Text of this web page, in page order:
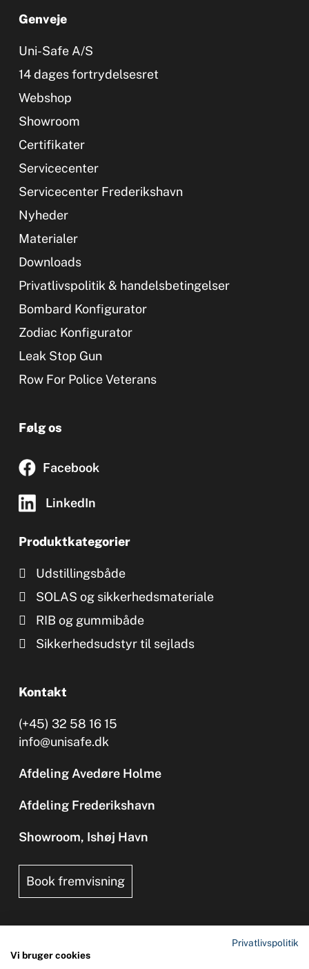
Genveje
Uni-Safe A/S
14 dages fortrydelsesret
Webshop
Showroom
Certifikater
Servicecenter
Servicecenter Frederikshavn
Nyheder
Materialer
Downloads
Privatlivspolitik & handelsbetingelser
Bombard Konfigurator
Zodiac Konfigurator
Leak Stop Gun
Row For Police Veterans
Følg os
Facebook
LinkedIn
Produktkategorier
Udstillingsbåde
SOLAS og sikkerhedsmateriale
RIB og gummibåde
Sikkerhedsudstyr til sejlads
Kontakt
(+45) 32 58 16 15
info@unisafe.dk
Afdeling Avedøre Holme
Afdeling Frederikshavn
Showroom, Ishøj Havn
Book fremvisning
Privatlivspolitik
Vi bruger cookies